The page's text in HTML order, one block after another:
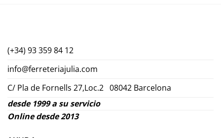
(+34) 93 359 84 12
info@ferreteriajulia.com
C/ Pla de Fornells 27,Loc.2 08042 Barcelona
desde 1999 a su servicio
Online desde 2013